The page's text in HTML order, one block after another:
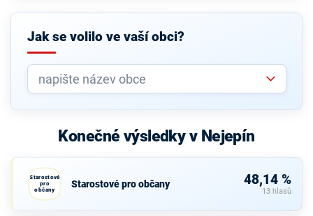
Jak se volilo ve vaší obci?
Konečné výsledky v Nejepín
Starostové
pro
občany
Starostové pro občany 48,14 %
13 hlasů